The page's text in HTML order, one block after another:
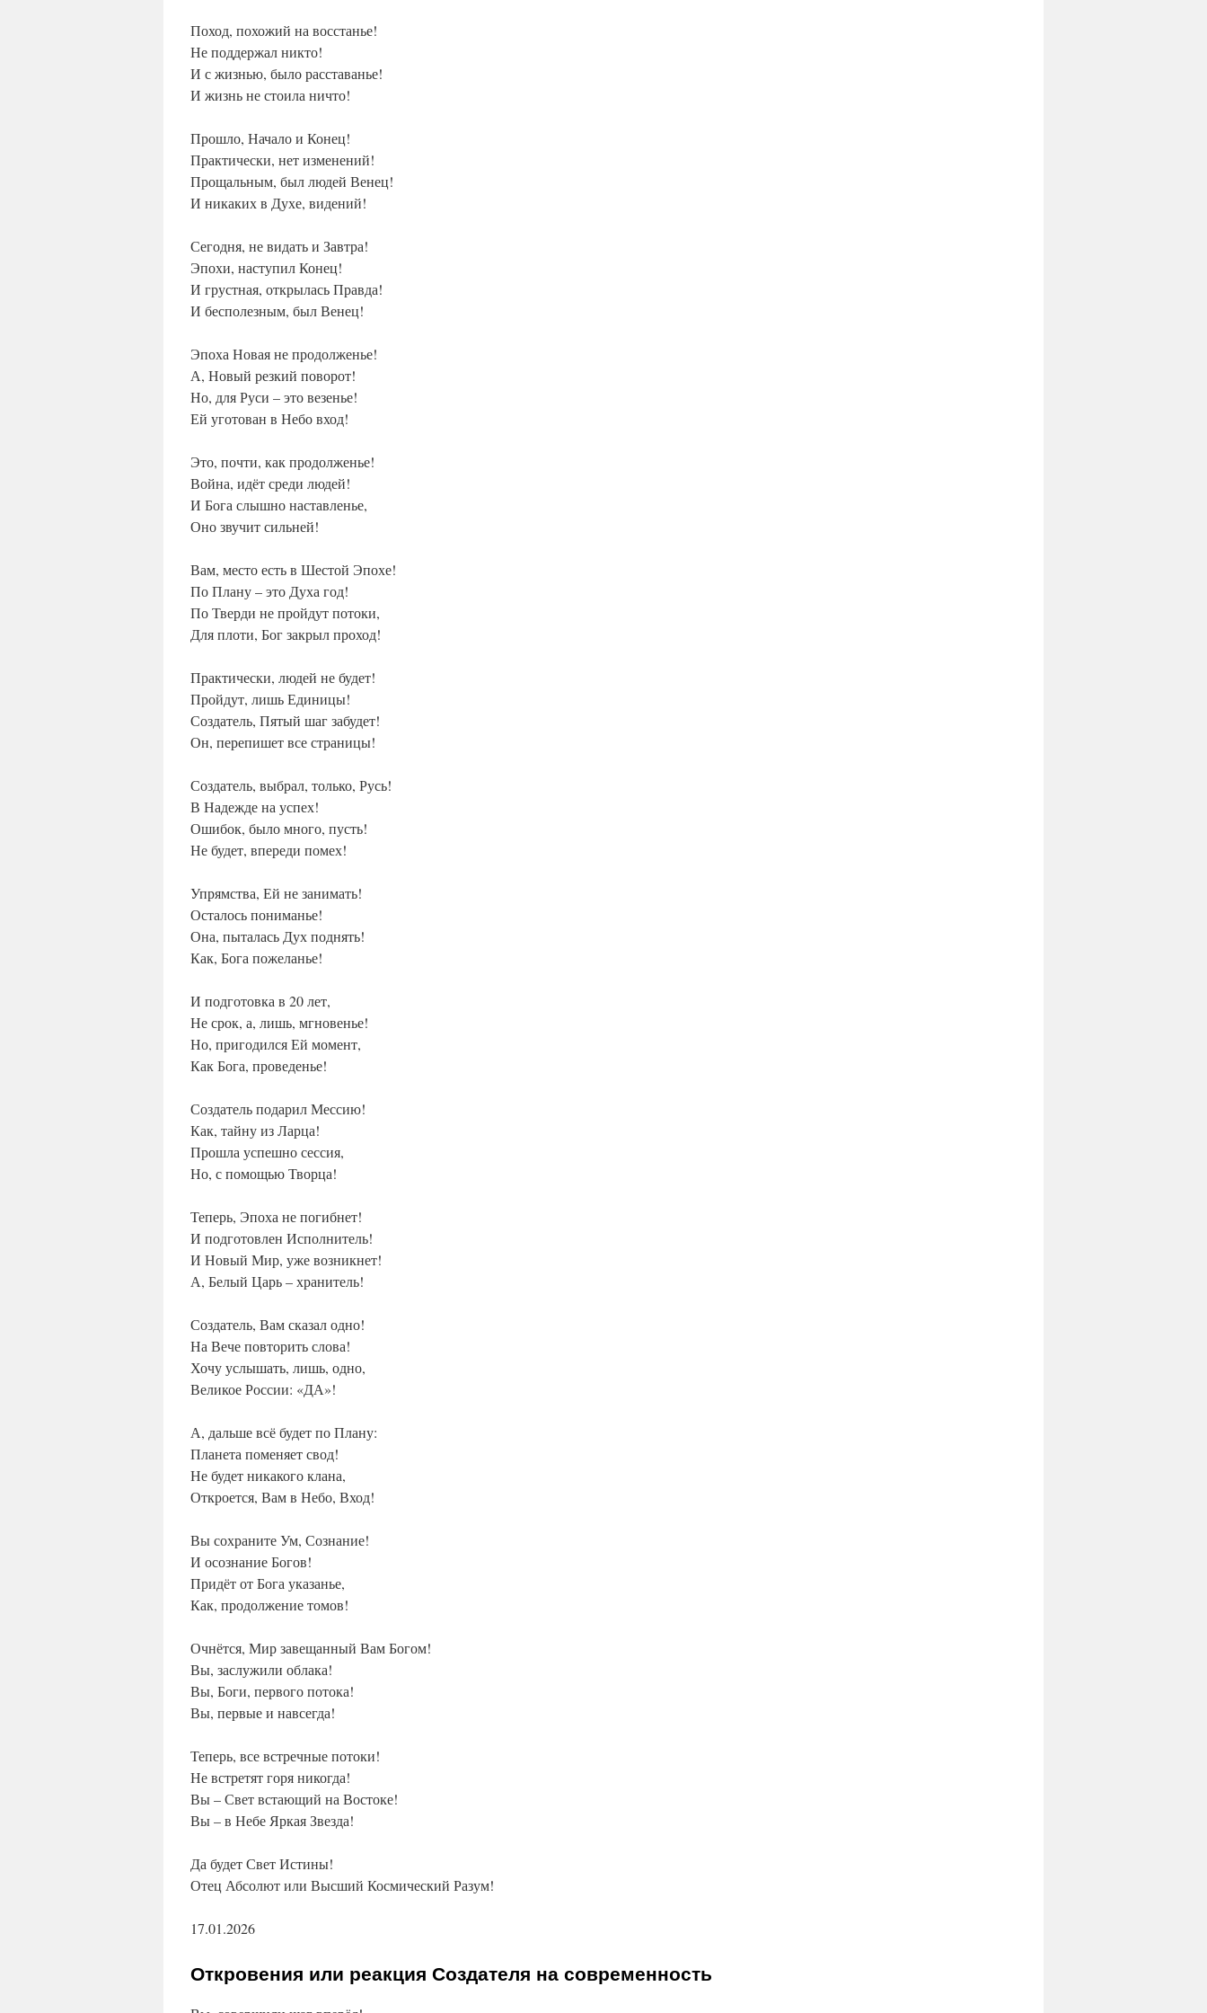
Поход, похожий на восстанье!
Не поддержал никто!
И с жизнью, было расставанье!
И жизнь не стоила ничто!
Прошло, Начало и Конец!
Практически, нет изменений!
Прощальным, был людей Венец!
И никаких в Духе, видений!
Сегодня, не видать и Завтра!
Эпохи, наступил Конец!
И грустная, открылась Правда!
И бесполезным, был Венец!
Эпоха Новая не продолженье!
А, Новый резкий поворот!
Но, для Руси – это везенье!
Ей уготован в Небо вход!
Это, почти, как продолженье!
Война, идёт среди людей!
И Бога слышно наставленье,
Оно звучит сильней!
Вам, место есть в Шестой Эпохе!
По Плану – это Духа год!
По Тверди не пройдут потоки,
Для плоти, Бог закрыл проход!
Практически, людей не будет!
Пройдут, лишь Единицы!
Создатель, Пятый шаг забудет!
Он, перепишет все страницы!
Создатель, выбрал, только, Русь!
В Надежде на успех!
Ошибок, было много, пусть!
Не будет, впереди помех!
Упрямства, Ей не занимать!
Осталось пониманье!
Она, пыталась Дух поднять!
Как, Бога пожеланье!
И подготовка в 20 лет,
Не срок, а, лишь, мгновенье!
Но, пригодился Ей момент,
Как Бога, проведенье!
Создатель подарил Мессию!
Как, тайну из Ларца!
Прошла успешно сессия,
Но, с помощью Творца!
Теперь, Эпоха не погибнет!
И подготовлен Исполнитель!
И Новый Мир, уже возникнет!
А, Белый Царь – хранитель!
Создатель, Вам сказал одно!
На Вече повторить слова!
Хочу услышать, лишь, одно,
Великое России: «ДА»!
А, дальше всё будет по Плану:
Планета поменяет свод!
Не будет никакого клана,
Откроется, Вам в Небо, Вход!
Вы сохраните Ум, Сознание!
И осознание Богов!
Придёт от Бога указанье,
Как, продолжение томов!
Очнётся, Мир завещанный Вам Богом!
Вы, заслужили облака!
Вы, Боги, первого потока!
Вы, первые и навсегда!
Теперь, все встречные потоки!
Не встретят горя никогда!
Вы – Свет встающий на Востоке!
Вы – в Небе Яркая Звезда!
Да будет Свет Истины!
Отец Абсолют или Высший Космический Разум!
17.01.2026
Откровения или реакция Создателя на современность